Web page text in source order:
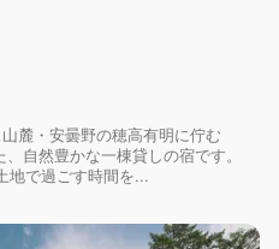
麓・安曇野の穂高有明に佇む
自然豊かな一棟貸しの宿です。
地で過ごす時間を...